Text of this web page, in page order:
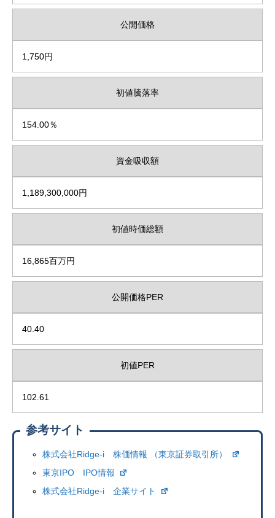
公開価格
1,750円
初値騰落率
154.00％
資金吸収額
1,189,300,000円
初値時価総額
16,865百万円
公開価格PER
40.40
初値PER
102.61
参考サイト
株式会社Ridge-i 株価情報 （東京証券取引所）
東京IPO IPO情報
株式会社Ridge-i 企業サイト